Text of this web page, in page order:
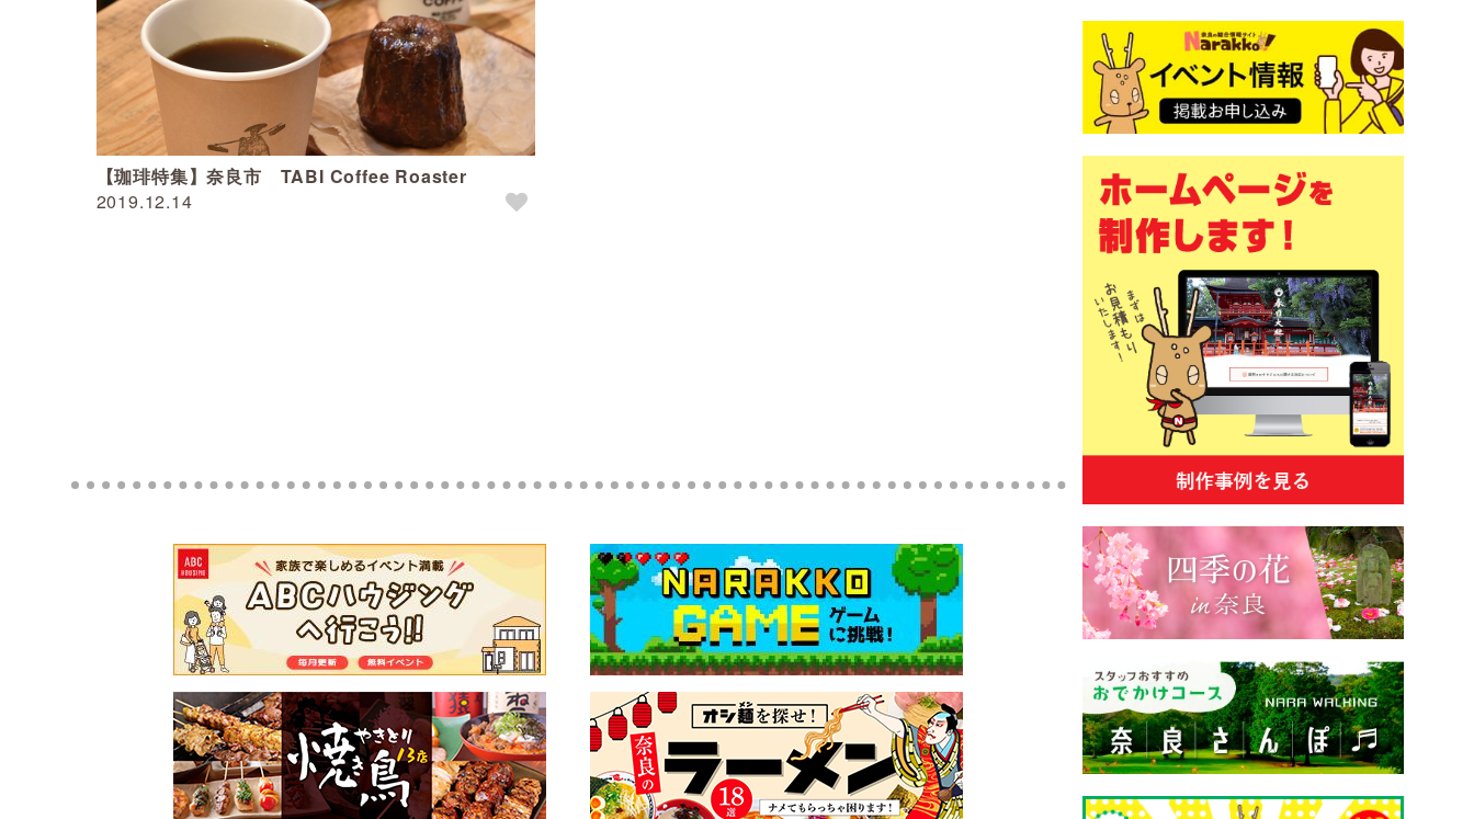
2019.12.14
【珈琲特集】奈良市 TABI Coffee Roaster